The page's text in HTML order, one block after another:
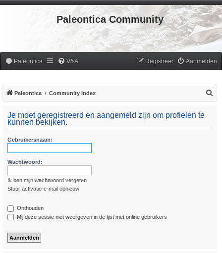
Paleontica Community
Paleontica V&A Aanmelden
Registreer
Paleontica Community Index
Je moet geregistreerd en aangemeld zijn om profielen te
kunnen bekijken.
Gebruikersnaam:
Wachtwoord:
Ik ben mijn wachtwoord vergeten
Stuur activatie-e-mail opnieuw
Onthouden
Mij deze sessie niet weergeven in de lijst met online gebruikers